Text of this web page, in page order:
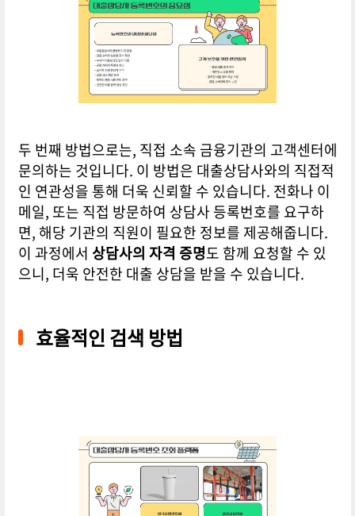
두 번째 방법으로는, 직접 소속 금융기관의 고객센터에
문의하는 것입니다. 이 방법은 대출상담사와의 직접적
인 연관성을 통해 더욱 신뢰할 수 있습니다. 전화나 이
메일, 또는 직접 방문하여 상담사 등록번호를 요구하
면, 해당 기관의 직원이 필요한 정보를 제공해줍니다.
이 과정에서 상담사의 자격 증명도 함께 요청할 수 있
으니, 더욱 안전한 대출 상담을 받을 수 있습니다.
효율적인 검색 방법